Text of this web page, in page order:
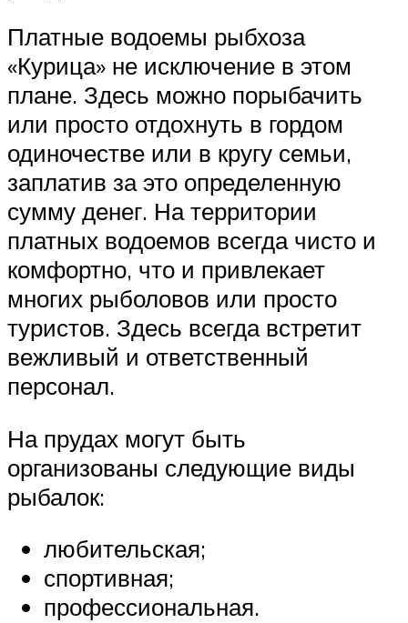
Платные водоемы рыбхоза
«Курица» не исключение в этом
плане. Здесь можно порыбачить
или просто отдохнуть в гордом
одиночестве или в кругу семьи,
заплатив за это определенную
сумму денег. На территории
платных водоемов всегда чисто и
комфортно, что и привлекает
многих рыболовов или просто
туристов. Здесь всегда встретит
вежливый и ответственный
персонал.
На прудах могут быть
организованы следующие виды
рыбалок:
любительская;
спортивная;
профессиональная.